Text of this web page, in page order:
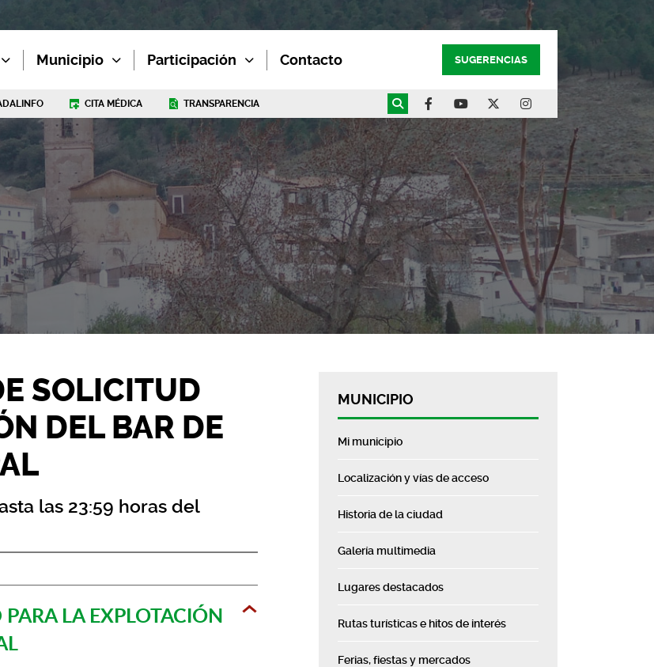
Municipio Participación Contacto SUGERENCIAS
CITA MÉDICA TRANSPARENCIA
SOLICITUD
DEL BAR DE
las 23:59 horas del
LA EXPLOTACIÓN
MUNICIPIO
Mi municipio
Localización y vías de acceso
Historia de la ciudad
Galería multimedia
Lugares destacados
Rutas turísticas e hitos de interés
Ferias, fiestas y mercados